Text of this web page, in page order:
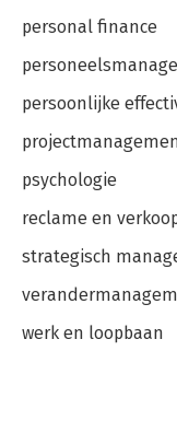
personal finance
persoonlijke
psychologie
reclame en
strategisch
werk en loopbaan